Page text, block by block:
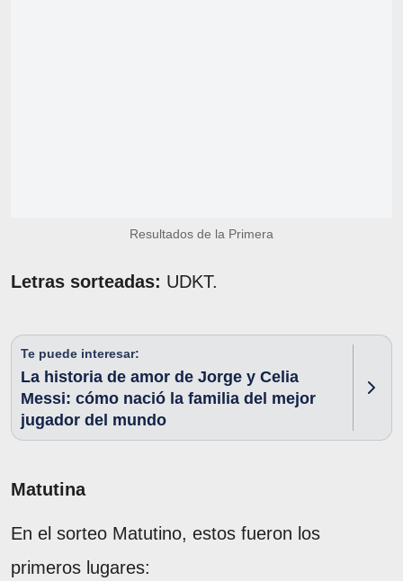
Resultados de la Primera
Letras sorteadas: UDKT.
Te puede interesar:
La historia de amor de Jorge y Celia
Messi: cómo nació la familia del mejor
jugador del mundo
Matutina
En el sorteo Matutino, estos fueron los
primeros lugares: